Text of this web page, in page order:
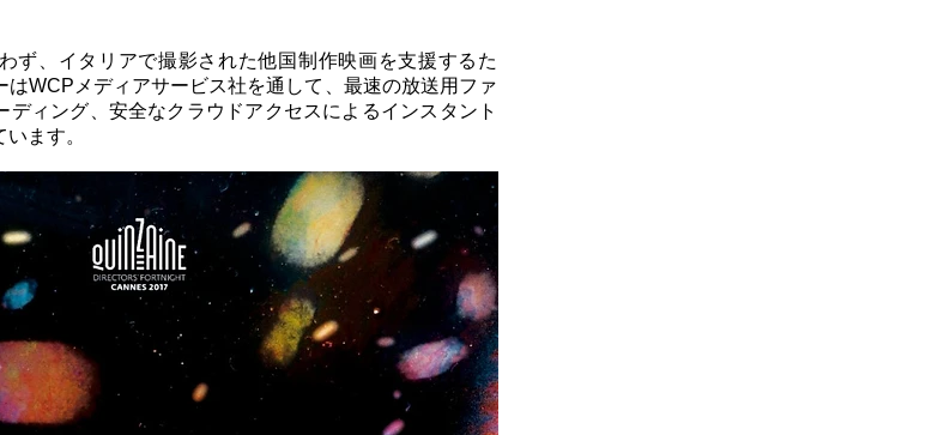
ず、イタリアで撮影された他国制作映画を支援するた
はWCPメディアサービス社を通して、最速の放送用ファ
ディング、安全なクラウドアクセスによるインスタント
ます。